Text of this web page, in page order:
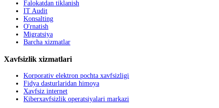
Falokatdan tiklanish
IT Audit
Konsalting
O'rnatish
Migratsiya
Barcha xizmatlar
Xavfsizlik xizmatlari
Korporativ elektron pochta xavfsizligi
Fidya dasturlaridan himoya
Xavfsiz internet
Kiberxavfsizlik operatsiyalari markazi